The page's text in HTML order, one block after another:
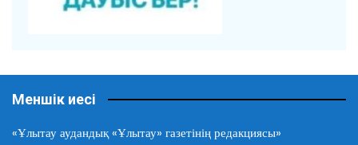
Меншік иесі
«Ұлытау аудандық «Ұлытау» газетінің редакциясы»